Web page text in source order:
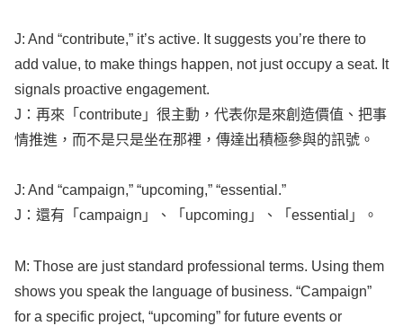
J: And “contribute,” it’s active. Itsuggests you’re there to
add value, to make things happen, not justoccupy a seat. It
signals proactive engagement.
J：再來「 contribute 」很主動，代表你是來創造價值、把事
情推進，而不是只是坐在那裡，傳達出積極參與的訊號。
J: And “campaign,” “upcoming,” “essential .”
J：還有「 campaign 」、「 upcoming 」、「 essential 」。
M: Those are juststandard professional terms. Using them
shows you speak the language of business. “Campaign”
for a specific project, “upcoming” for future events or